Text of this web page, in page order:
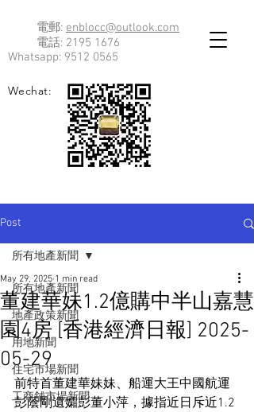
電郵: enblocc@outlook.com
電話: 2195 1676
Whatsapp: 9512 0565
Wechat:
Post
所有地產新聞
地產政策新聞
用地新聞
住宅市場新聞
工商舖市場新聞
所有地產新聞
董建華妹1.2億購中半山嘉慧
園4房 [香港經濟日報] 2025-
05-29
May 29, 2025 1 min read
前特首董建華妹妹、船運大王中國航運
彭蔭剛遺孀彭董小萍，據指近日斥近1.2